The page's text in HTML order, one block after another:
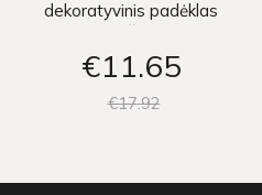
dekoratyvinis padėklas
- rožinis
€11 65
€1792